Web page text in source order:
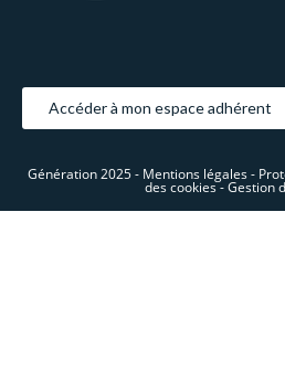
Accéder à mon espace adhérent
Génération 2025 - Mentions légales -
des cookies -Gestion